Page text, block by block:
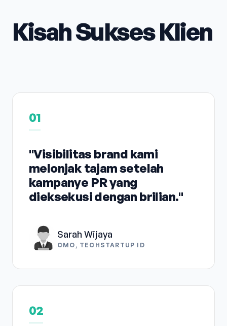
Kisah Sukses Klien
01
"Visibilitas brand kami
melonjak tajam setelah
kampanye PR yang
dieksekusi dengan brilian."
Sarah Wijaya
CMO, TECHSTARTUP ID
02